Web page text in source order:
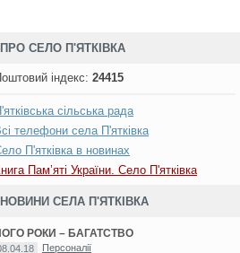
ПРО СЕЛО П'ЯТКІВКА
індекс: 24415
сільська рада
телефони села П'ятківка
П'ятківка в новинах
Пам’яті України. Село П'ятківка
НОВИНИ СЕЛА П'ЯТКІВКА
РОКИ – БАГАТСТВО
Персоналії